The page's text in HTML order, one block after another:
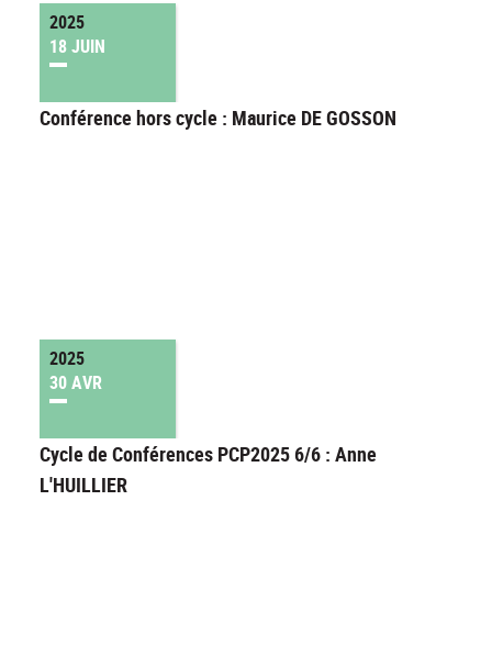
2025
18 JUIN
Conférence hors cycle : Maurice DE GOSSON
2025
30 AVR
Cycle de Conférences PCP2025 6/6 : Anne
L'HUILLIER